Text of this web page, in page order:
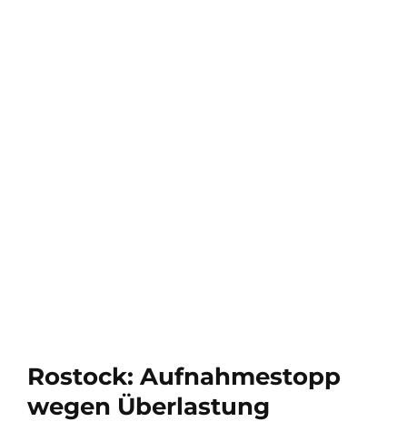
Rostock: Aufnahmestopp
wegen Überlastung